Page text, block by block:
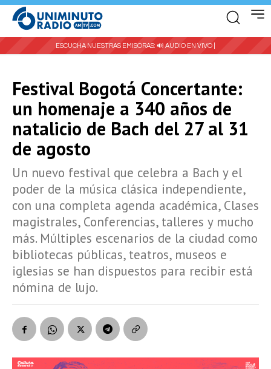
ESCUCHA NUESTRAS EMISORAS: 🔊 AUDIO EN VIVO |
Festival Bogotá Concertante:
un homenaje a 340 años de
natalicio de Bach del 27 al 31
de agosto
Un nuevo festival que celebra a Bach y el
poder de la música clásica independiente,
con una completa agenda académica, Clases
magistrales, Conferencias, talleres y mucho
más. Múltiples escenarios de la ciudad como
bibliotecas públicas, teatros, museos e
iglesias se han dispuestos para recibir está
nómina de lujo.